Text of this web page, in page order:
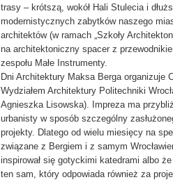
trasy – krótszą, wokół Hali Stulecia i
modernistycznych zabytków naszego
architektów (w ramach „Szkoły
na architektoniczny spacer z
zespołu Małe Instrumenty.
Dni Architektury Maksa Berga organizuje
Wydziałem Architektury Politechniki
Agnieszka Lisowska). Impreza ma
urbanisty w sposób szczególny
projekty. Dlatego od wielu miesięcy na
związane z Bergiem i z samym
inspirował się gotyckimi katedrami albo
ten sam, który odpowiada również za